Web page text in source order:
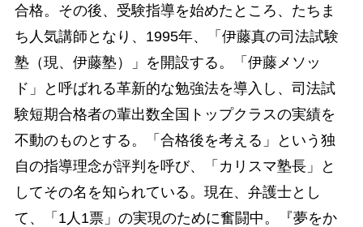
合格。その後、受験指導を始めたところ、たちま
ち人気講師となり、1995年、「伊藤真の司法試験
塾（現、伊藤塾）」を開設する。「伊藤メソッ
ド」と呼ばれる革新的な勉強法を導入し、司法試
験短期合格者の輩出数全国トップクラスの実績を
不動のものとする。「合格後を考える」という独
自の指導理念が評判を呼び、「カリスマ塾長」と
してその名を知られている。現在、弁護士とし
て、「1人1票」の実現のために奮闘中。『夢をか